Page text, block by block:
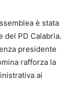
è stata
del PD Calabria.
presidente
rafforza la
ai